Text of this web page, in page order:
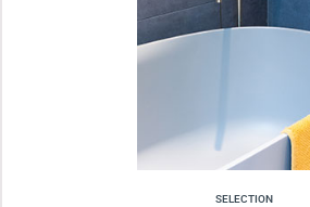
SELECTION